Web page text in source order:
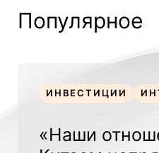
Популярное
ИНВЕСТИЦИИ
«Наши